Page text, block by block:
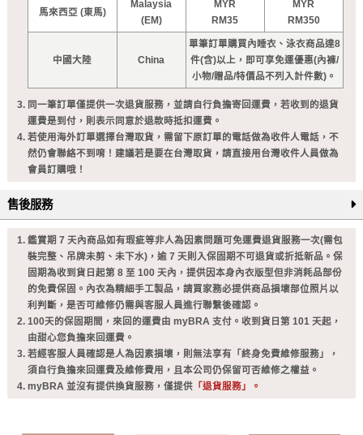
馬來西亞 (東馬)
Malaysia
(EM)
MYR
RM35
MYR
RM350
中國大陸 China
單筆訂單購買內睡衣、泳衣商品達8
件(含)以上，即可享免運優惠(內褲/
小物/贈品/特價品不列入計件數)。
同一筆訂單僅提供一次退貨服務，並請自行負擔寄回運費，若收到的退貨
運費是到付，則表示同意於退款時抵扣運費。
若使用海外訂單選擇台灣取貨，需留下原訂單的電話做為收件人電話，不
然仍會聯絡不到唷！建議若是要在台灣取貨，請直接用台灣收件人員做為
會員訂購哦！
售後服務
鑑賞期 7 天內商品如有瑕疵等非人為因素問題可免運費退貨服務一次(需包
裝完整、吊牌未剪、未下水)，逾 7 天則入保固期不可退貨或折抵新品。保
固期為收到貨日起第 8 至 100 天內，提供因本身內衣版型但非消耗品部份
的免費保固。內衣為精細手工製品，請買家務必提供商品損壞部位照片以
利判斷，是否可維修仍需與客服人員進行聯繫後確認。
100天的保固期間，來回的運費由 myBRA 支付。收到貨日第 101 天起，
由甜心您負擔來回運費。
若經客服人員確認是人為因素損壞，則無法享有「終身免費維修服務」，
須自行負擔來回運費及維修費用，且本公司仍保留可否維修之權益。
myBRA 並沒有提供換貨服務，僅提供「退貨服務」。